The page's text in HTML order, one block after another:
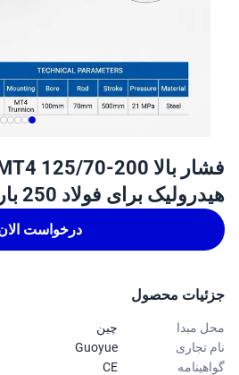
برای فولاد 250 بار
درخواست الان
محصول
مبدا
تجاری
Guoyue